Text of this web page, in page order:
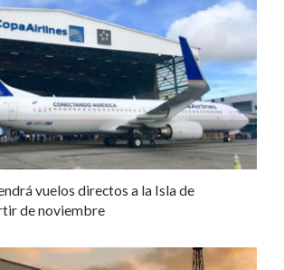
vuelos directos a la Isla de
de noviembre